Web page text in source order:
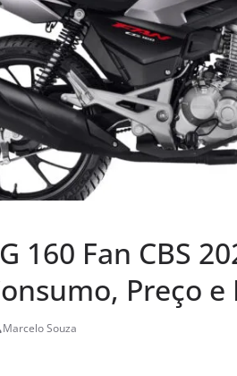
160 Fan CBS
Preço e
Marcelo Souza